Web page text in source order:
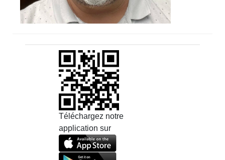
Téléchargez notre
application sur